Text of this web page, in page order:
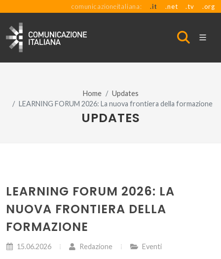
comunicazioneitaliana: .it .net .tv .org
Home
Updates
LEARNING FORUM 2026: La nuova frontiera della formazione
UPDATES
LEARNING FORUM 2026: LA
NUOVA FRONTIERA DELLA
FORMAZIONE
15.06.2026 Redazione Eventi